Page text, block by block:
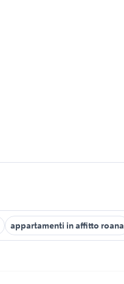
appartamenti in affitto roana